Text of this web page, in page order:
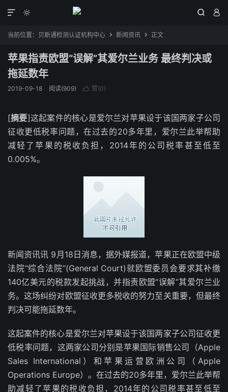
  

当前位置： 贝斯通检测认证机构中心  新闻资讯  正文
苹果指责欧盟“误解”其爱尔兰业务 最终判决或
拖延数年
2019-09-18 阅读(909)  赞(0)
[摘要]这起案件的核心是爱尔兰对苹果设于该国两家子公司
征收更低税率问题，在过去的20多年里，爱尔兰此举帮助
减轻了苹果的税收负担，2014年的公司税率甚至低至
0.005%。
新闻资讯讯 9月18日消息，据外媒报道，苹果正在欧盟中级
法院“综合法院”(General Court)就欧盟委员会要求其补缴
140亿美元的税款发起挑战，并指责欧盟“误解”其爱尔兰业
务。这场纠纷对欧盟征收更多税收的努力至关重要，但最终
判决可能拖延数年。
这起案件的核心是爱尔兰对苹果设于该国两家子公司征收更
低税率问题，这两家公司分别是苹果国际销售公司（Apple
Sales International）和苹果运营欧洲公司（Apple
Operations Europe）。在过去的20多年里，爱尔兰此举帮
助减轻了苹果的税收负担，2014年的公司税率甚至低至